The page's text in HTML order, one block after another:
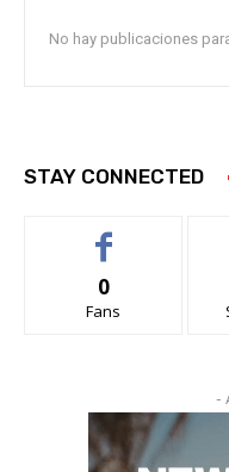
No hay publicaciones
STAY CONNECTED
0
Fans
-